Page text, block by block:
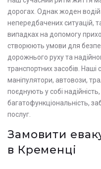
дорогах. Однак жоден
непередбачених ситуацій,
випадках на допомогу
створюють умови для
дорожнього руху та
транспортних засобів. Наші
маніпулятори, автовози,
поєднують у собі
багатофункціональність,
послуг.
Замовити
в Кременці